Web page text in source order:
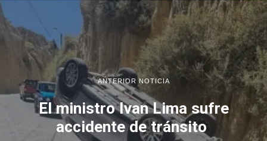
ANTERIOR NOTICIA
El ministro Ivan Lima sufre
accidente de tránsito